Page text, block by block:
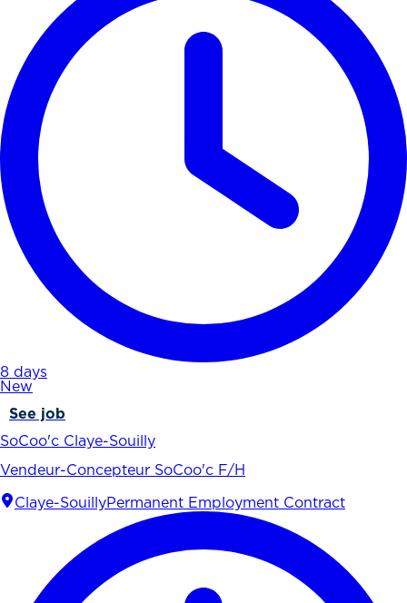
8 days
New
See job
SoCoo'c Claye-Souilly
Vendeur-Concepteur SoCoo'c F/H
Claye-SouillyPermanent Employment Contract